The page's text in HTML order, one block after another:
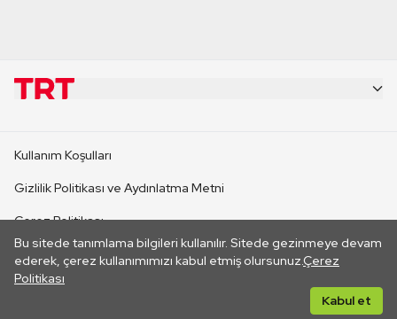
Bu sitede tanımlama bilgileri kullanılır. Sitede gezinmeye devam
ederek, çerez kullanımımızı kabul etmiş olursunuz.Çerez
Politikası
Kabul et
CANLI YAYINLAR
Kullanım Koşulları
Gizlilik Politikası ve Aydınlatma Metni
Çerez Politikası
İletişim
Her hakkı saklıdır. ©2026 TRT. Bağlantı yoluyla gidilen dış